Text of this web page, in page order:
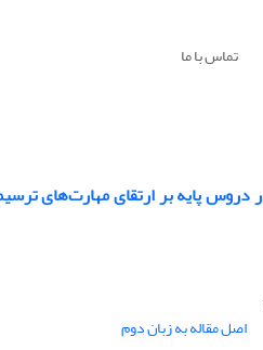
تماس با ما
اصل مقاله به زبان دوم